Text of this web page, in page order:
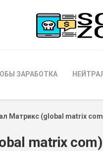
ЗАРАБОТКА
Матрикс (global matrix
matrix